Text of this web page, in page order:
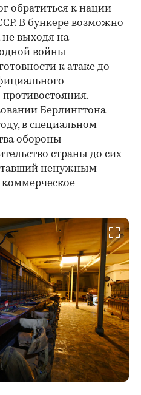
обратиться к нации
В бункере возможно
выходя на
войны
к атаке до
Берлингтона
в специальном
обороны
страны до сих
ненужным